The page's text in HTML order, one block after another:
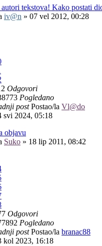
autori tekstova! Kako postati
iv@n » 07 vel 2012, 00:28
Odgovori
Pogledano
postPostao/la Vl@do
svi 2024, 05:18
objavu
Suko » 18 lip 2011, 08:42
Odgovori
Pogledano
postPostao/la branac88
kol 2023, 16:18